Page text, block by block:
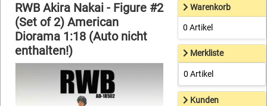
RWB Akira Nakai - Figure #2
(Set of 2) American
Diorama 1:18 (Auto nicht
enthalten!)
Warenkorb
0 Artikel
Merkliste
0 Artikel
Kunden